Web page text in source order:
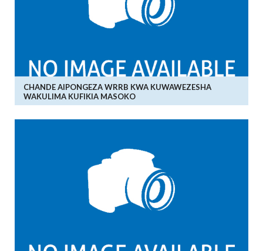
CHANDE AIPONGEZA WRRB KWA KUWAWEZESHA
WAKULIMA KUFIKIA MASOKO